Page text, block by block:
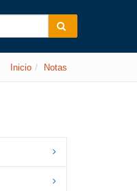
Inicio Notas